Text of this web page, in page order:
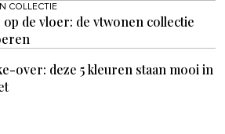
COLLECTIE
op de vloer: de vtwonen collectie
over: deze 5 kleuren staan mooi in